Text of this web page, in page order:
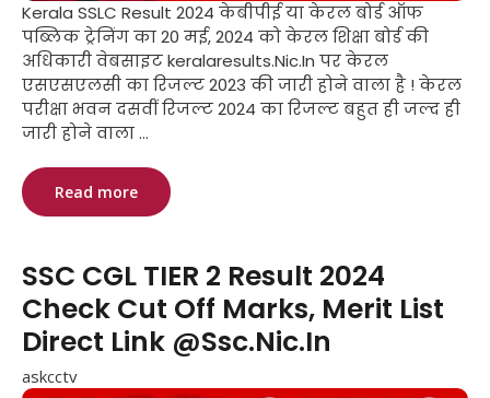
Kerala SSLC Result 2024 केबीपीई या केरल बोर्ड ऑफ
पब्लिक ट्रेनिंग का 20 मई, 2024 को केरल शिक्षा बोर्ड की
अधिकारी वेबसाइट keralaresults.Nic.In पर केरल
एसएसएलसी का रिजल्ट 2023 की जारी होने वाला है ! केरल
परीक्षा भवन दसवीं रिजल्ट 2024 का रिजल्ट बहुत ही जल्द ही
जारी होने वाला ...
Read more
SSC CGL TIER 2 Result 2024
Check Cut Off Marks, Merit List
Direct Link @Ssc.Nic.In
askcctv